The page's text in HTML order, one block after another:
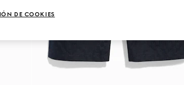
DE COOKIES